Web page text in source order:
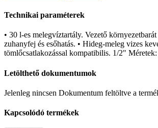
Technikai paraméterek
• 30 l-es melegvíztartály. Vezető
zuhanyfej és esőhatás. • Hideg-meleg vizes
tömlőcsatlakozással kompatibilis. 1/2"
Letölthető dokumentumok
Jelenleg nincsen Dokumentum feltöltve a
Kapcsolódó termékek